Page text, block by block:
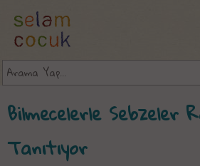
Bilmecelerle Sebzeler
Tanıtıyor